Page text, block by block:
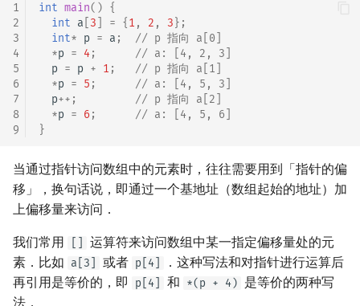
1
2
3
4
5
6
7
8
9
int main() {
int a 3 = { 1 , 2 , 3 };
int* p = a ;
// p 指向 a[0]
*p = 4;
// a: [4, 2, 3]
p = p + 1 ;
// p 指向 a[1]
*p = 5 ;
// a: [4, 5, 3]
p++ ;
// p 指向 a[2]
*p = 6 ;
// a: [4, 5, 6]
}
当通过指针访问数组中的元素时，往往需要用到「指针的偏
移」，换句话说，即通过一个基地址（数组起始的地址）加
上偏移量来访问．
我们常用
运算符来访问数组中某一指定偏移量处的元
素．比如 a[3] 或者 p[4]
．这种写法和对指针进行运算后
再引用是等价的，即
p[4] 和 *(p + 4) 是等价的两种写
法．